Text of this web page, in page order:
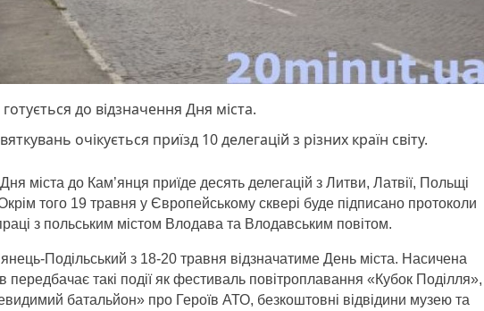
до відзначення Дня міста.
очікується приїзд 10 делегацій з різних країн світу.
міста до Кам’янця приїде десять делегацій з Литви, Латвії, Польщі
того 19 травня у Європейському сквері буде підписано протоколи
з польським містом Влодава та Влодавським повітом.
Подільський з 18-20 травня відзначатиме День міста. Насичена
передбачає такі події як фестиваль повітроплавання «Кубок Поділля»,
батальйон» про Героїв АТО, безкоштовні відвідини музею та